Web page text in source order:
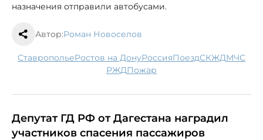
назначения отправили автобусами.
Автор:Роман Новоселов
Ставрополье Ростов на Дону Россия поезд СКЖД
МЧС
РЖД
пожар
Депутат ГД РФ от Дагестана наградил
участников спасения пассажиров